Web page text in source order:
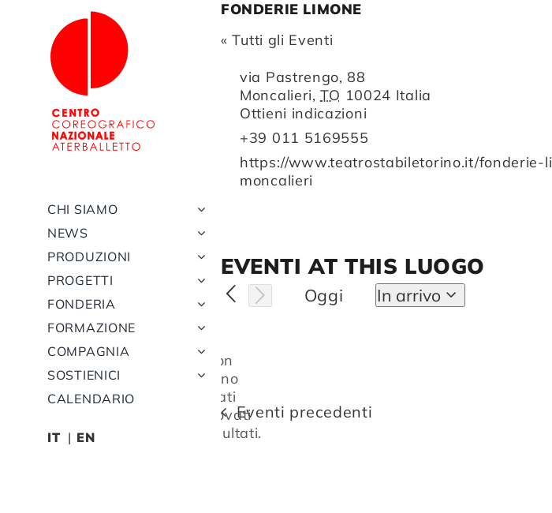
contenuto
CHI SIAMO
NEWS
PRODUZIONI
PROGETTI
FONDERIA
FORMAZIONE
COMPAGNIA
SOSTIENICI
CALENDARIO
IT EN
FONDERIE LIMONE
« Tutti gli Eventi
Indirizzo
via Pastrengo, 88
Moncalieri, TO 10024 Italia
Ottieni indicazioni
Telefono
+39 011 5169555
Website
https://www.teatrostabiletorino.it/fonderie-
moncalieri
EVENTI AT THIS LUOGO
Notice
Non
sono
stati
trovati
risultati.
Oggi
In arrivo
Seleziona
Eventi precedenti